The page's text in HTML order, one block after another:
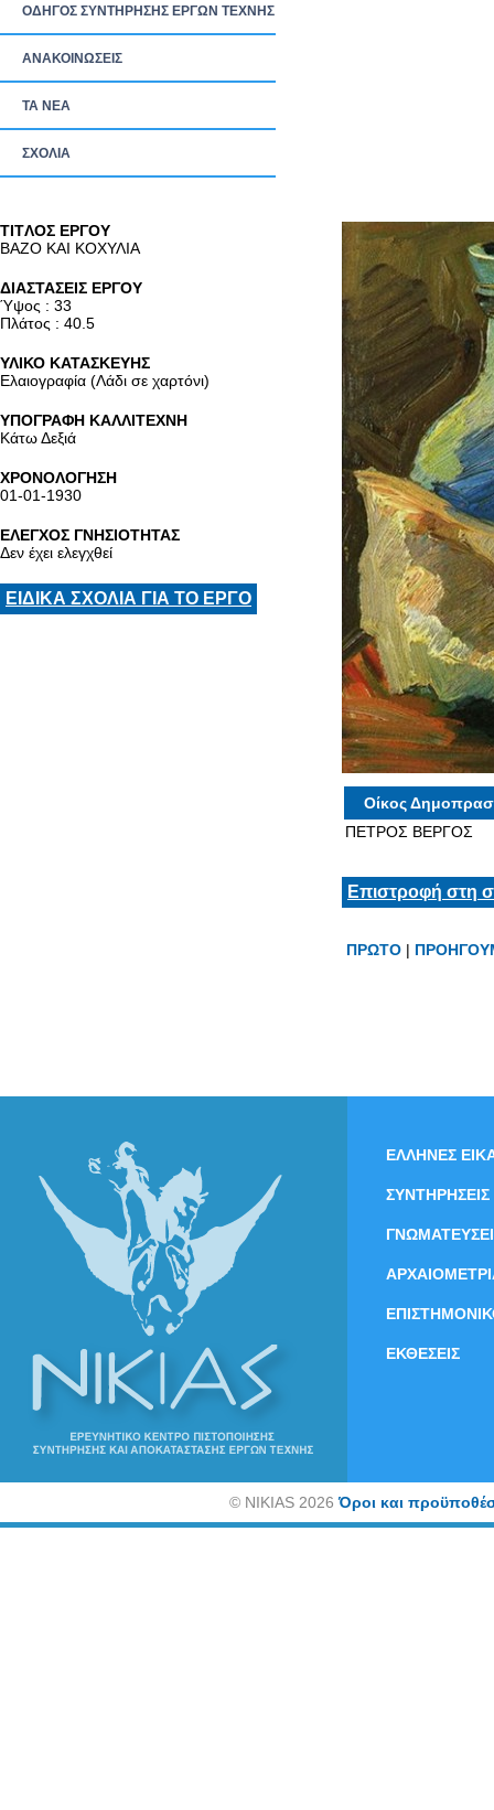
ΟΔΗΓΟΣ ΣΥΝΤΗΡΗΣΗΣ ΕΡΓΩΝ ΤΕΧΝΗΣ
ΑΝΑΚΟΙΝΩΣΕΙΣ
ΤΑ ΝEΑ
ΣΧΟΛΙΑ
TITΛΟΣ ΕΡΓΟΥ
ΒΑΖΟ ΚΑΙ ΚΟΧΥΛΙΑ
ΔΙΑΣΤΑΣΕΙΣ ΕΡΓΟΥ
Ύψος : 33
Πλάτος : 40.5
ΥΛΙΚΟ ΚΑΤΑΣΚΕΥΗΣ
Ελαιογραφία (Λάδι σε χαρτόνι)
ΥΠΟΓΡΑΦΗ ΚΑΛΛΙΤΕΧΝΗ
Κάτω Δεξιά
ΧΡΟΝΟΛΟΓΗΣΗ
01-01-1930
ΕΛΕΓΧΟΣ ΓΝΗΣΙΟΤΗΤΑΣ
Δεν έχει ελεγχθεί
ΕΙΔΙΚΑ ΣΧΟΛΙΑ ΓΙΑ ΤΟ ΕΡΓΟ
Οίκος
ΠΕΤΡΟΣ ΒΕΡΓΟΣ
Επιστροφή στη
ΠΡΩΤΟ |
ΕΛΛΗΝΕΣ
ΣΥΝΤΗΡΗΣΕΙΣ
ΕΚΘΕΣΕΙΣ
©NIKIAS 2026Όροι και